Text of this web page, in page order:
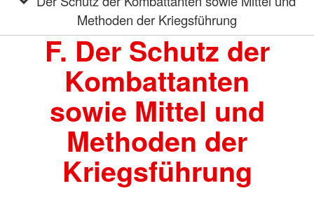
Methoden der Kriegsführung
F. Der Schutz der
Kombattanten
sowie Mittel und
Methoden der
Kriegsführung